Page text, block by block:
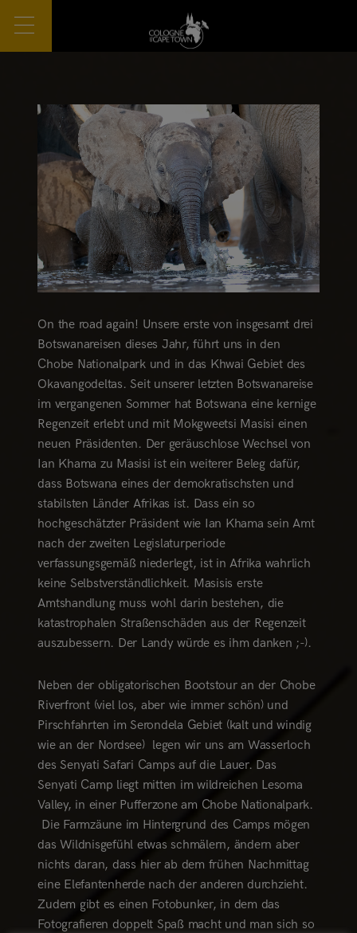
On the road again! Unsere erste von insgesamt drei
Botswanareisen dieses Jahr, führt uns in den
Chobe Nationalpark und in das Khwai Gebiet des
Okavangodeltas. Seit unserer letzten Botswanareise
im vergangenen Sommer hat Botswana eine kernige
Regenzeit erlebt und mit Mokgweetsi Masisi einen
neuen Präsidenten. Der geräuschlose Wechsel von
Ian Khama zu Masisi ist ein weiterer Beleg dafür,
dass Botswana eines der demokratischsten und
stabilsten Länder Afrikas ist. Dass ein so
hochgeschätzter Präsident wie Ian Khama sein Amt
nach der zweiten Legislaturperiode
verfassungsgemäß niederlegt, ist in Afrika wahrlich
keine Selbstverständlichkeit. Masisis erste
Amtshandlung muss wohl darin bestehen, die
katastrophalen Straßenschäden aus der Regenzeit
auszubessern. Der Landy würde es ihm danken ;-).
Neben der obligatorischen Bootstour an der Chobe
Riverfront (viel los, aber wie immer schön) und
Pirschfahrten im Serondela Gebiet (kalt und windig
wie an der Nordsee) legen wir uns am Wasserloch
des Senyati Safari Camps auf die Lauer. Das
Senyati Camp liegt mitten im wildreichen Lesoma
Valley, in einer Pufferzone am Chobe Nationalpark.
Die Farmzäune im Hintergrund des Camps mögen
das Wildnisgefühl etwas schmälern, ändern aber
nichts daran, dass hier ab dem frühen Nachmittag
eine Elefantenherde nach der anderen durchzieht.
Zudem gibt es einen Fotobunker, in dem das
Fotografieren doppelt Spaß macht und man sich so